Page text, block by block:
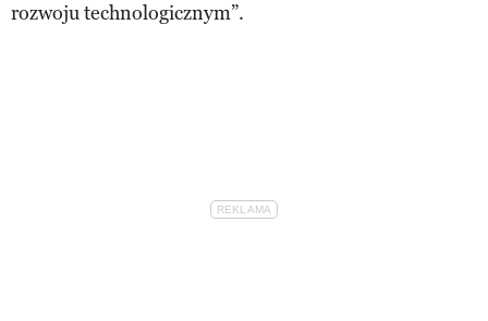
rozwoju technologicznym”.